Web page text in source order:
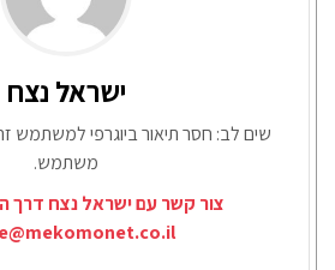
ישראל נצח
שים לב: חסר תיאור ביוגרפי למשתמש
משתמש.
צור קשר עם ישראל נצח דרך